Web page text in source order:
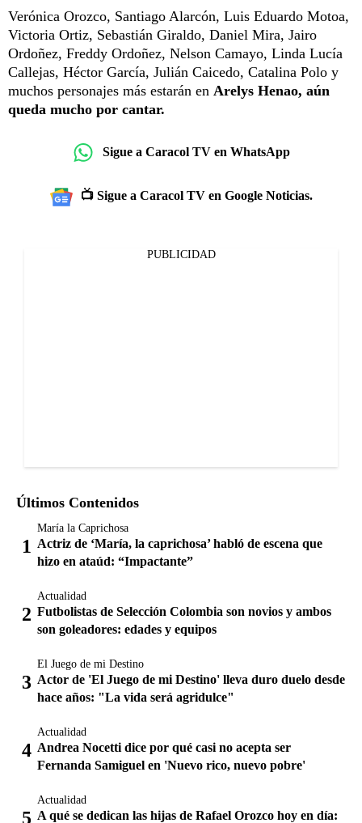
Verónica Orozco, Santiago Alarcón, Luis Eduardo Motoa,
Victoria Ortiz, Sebastián Giraldo, Daniel Mira, Jairo
Ordoñez, Freddy Ordoñez, Nelson Camayo, Linda Lucía
Callejas, Héctor García, Julián Caicedo, Catalina Polo y
muchos personajes más estarán en Arelys Henao, aún
queda mucho por cantar.
Sigue a Caracol TV en WhatsApp
📺 Sigue a Caracol TV en Google Noticias.
PUBLICIDAD
Últimos Contenidos
María la Caprichosa
Actriz de ‘María, la caprichosa’ habló de escena que
hizo en ataúd: “Impactante”
Actualidad
Futbolistas de Selección Colombia son novios y ambos
son goleadores: edades y equipos
El Juego de mi Destino
Actor de 'El Juego de mi Destino' lleva duro duelo desde
hace años: "La vida será agridulce"
Actualidad
Andrea Nocetti dice por qué casi no acepta ser
Fernanda Samiguel en 'Nuevo rico, nuevo pobre'
Actualidad
A qué se dedican las hijas de Rafael Orozco hoy en día: